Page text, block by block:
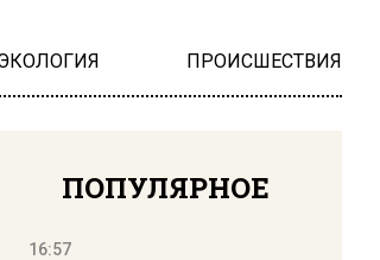
ПРОИСШЕСТВИЯ
ПОПУЛЯРНОЕ
16:57